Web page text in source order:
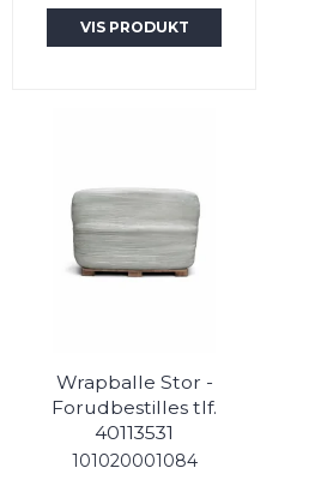
VIS PRODUKT
Wrapballe Stor -
Forudbestilles tlf.
40113531
101020001084